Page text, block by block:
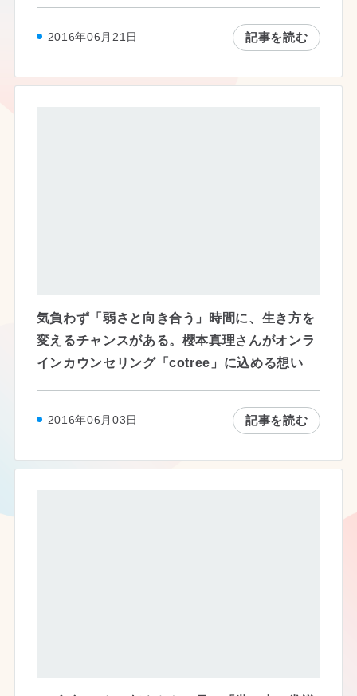
2016年06月21日 記事を読む
気負わず「弱さと向き合う」時間に、生き方を
変えるチャンスがある。櫻本真理さんがオンラ
インカウンセリング「cotree」に込める想い
2016年06月03日 記事を読む